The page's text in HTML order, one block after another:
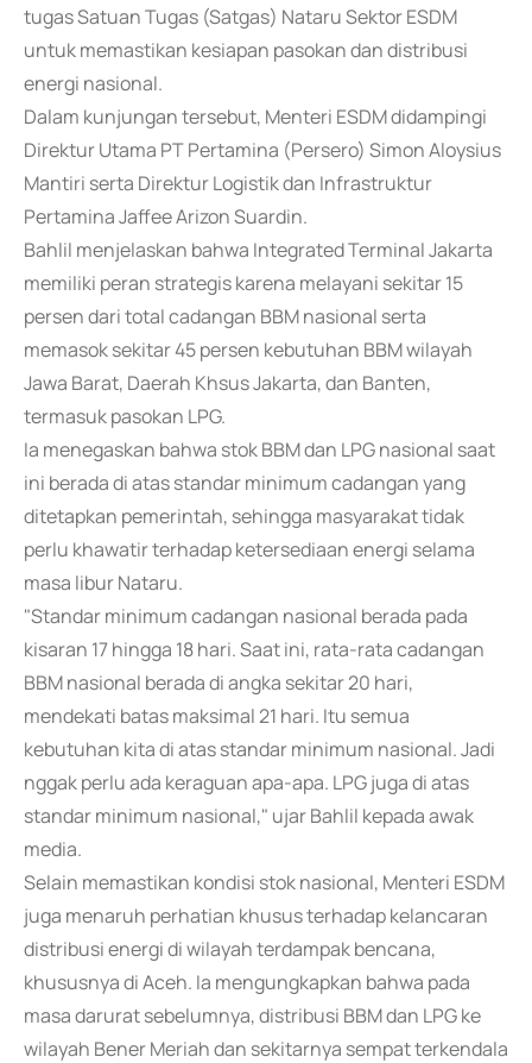
tugas Satuan Tugas (Satgas) Nataru Sektor ESDM
untuk memastikan kesiapan pasokan dan distribusi
energi nasional.
Dalam kunjungan tersebut, Menteri ESDM didampingi
Direktur Utama PT Pertamina (Persero) Simon Aloysius
Mantiri serta Direktur Logistik dan Infrastruktur
Pertamina Jaffee Arizon Suardin.
Bahlil menjelaskan bahwa Integrated Terminal Jakarta
memiliki peran strategis karena melayani sekitar 15
persen dari total cadangan BBM nasional serta
memasok sekitar 45 persen kebutuhan BBM wilayah
Jawa Barat, Daerah Khsus Jakarta, dan Banten,
termasuk pasokan LPG.
Ia menegaskan bahwa stok BBM dan LPG nasional saat
ini berada di atas standar minimum cadangan yang
ditetapkan pemerintah, sehingga masyarakat tidak
perlu khawatir terhadap ketersediaan energi selama
masa libur Nataru.
"Standar minimum cadangan nasional berada pada
kisaran 17 hingga 18 hari. Saat ini, rata-rata cadangan
BBM nasional berada di angka sekitar 20 hari,
mendekati batas maksimal 21 hari. Itu semua
kebutuhan kita di atas standar minimum nasional. Jadi
nggak perlu ada keraguan apa-apa. LPG juga di atas
standar minimum nasional," ujar Bahlil kepada awak
media.
Selain memastikan kondisi stok nasional, Menteri ESDM
juga menaruh perhatian khusus terhadap kelancaran
distribusi energi di wilayah terdampak bencana,
khususnya di Aceh. Ia mengungkapkan bahwa pada
masa darurat sebelumnya, distribusi BBM dan LPG ke
wilayah Bener Meriah dan sekitarnya sempat terkendala